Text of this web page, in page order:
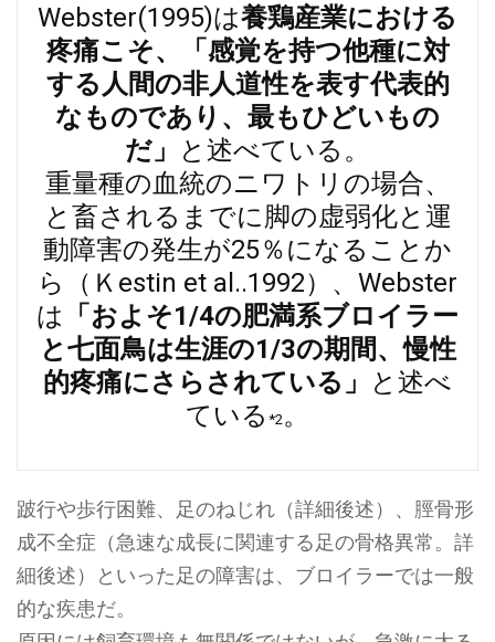
Webster(1995)は養鶏産業における
疼痛こそ、「感覚を持つ他種に対
する人間の非人道性を表す代表的
なものであり、最もひどいもの
だ」
と述べている。
重量種の血統のニワトリの場合、
と畜されるまでに脚の虚弱化と運
動障害の発生が25％になることか
ら（Ｋestin et al..1992）、Webster
は
「およそ1/4の肥満系ブロイラー
と七面鳥は生涯の1/3の期間、慢性
的疼痛にさらされている」
と述べ
ている *2 。
跛行や歩行困難、足のねじれ（詳細後述）、脛骨形
成不全症（急速な成長に関連する足の骨格異常。詳
細後述）といった足の障害は、ブロイラーでは一般
的な疾患だ。